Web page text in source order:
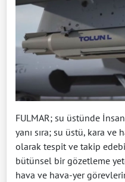
FULMAR; su üstünde
yanı sıra; su üstü, kara ve
olarak tespit ve takip
bütünsel bir gözetleme
hava ve hava-yer